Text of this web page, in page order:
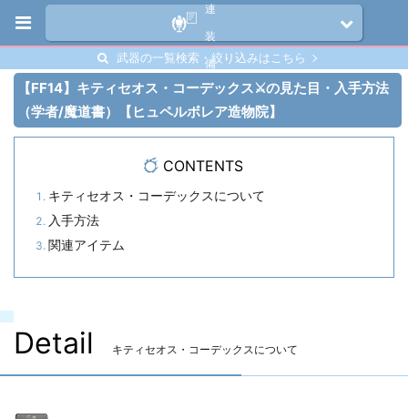
連
装
備
武器の一覧検索・絞り込みはこちら
【FF14】キティセオス・コーデックス⚔️の見た目・入手方法
（学者/魔道書）【ヒュペルボレア造物院】
CONTENTS
キティセオス・コーデックスについて
入手方法
関連アイテム
Detail キティセオス・コーデックスについて